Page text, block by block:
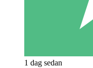
1 dag sedan